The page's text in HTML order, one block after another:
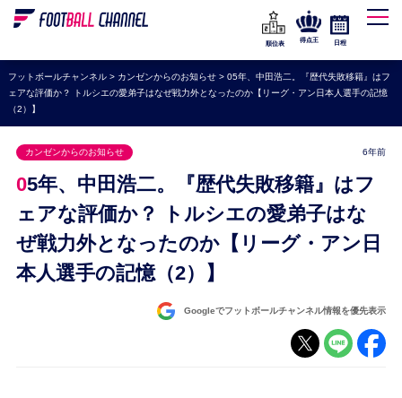
WEリーグ
海外サッカー
プレミアリーグ
ラ・リーガ
セリエA
ブンデスリーガ
UEFA
ナショナルチーム
順位表
得点王 日程
フットボールチャンネル> カンゼンからのお知らせ> 05年、中田浩二。『歴代失敗移籍』はフ
ェアな評価か？ トルシエの愛弟子はなぜ戦力外となったのか【リーグ・アン日本人選手の記憶
（2）】
カンゼンからのお知らせ 6年前
05年、中田浩二。『歴代失敗移籍』はフ
ェアな評価か？ トルシエの愛弟子はな
ぜ戦力外となったのか【リーグ・アン日
本人選手の記憶（2）】
Googleでフットボールチャンネル情報を優先表示